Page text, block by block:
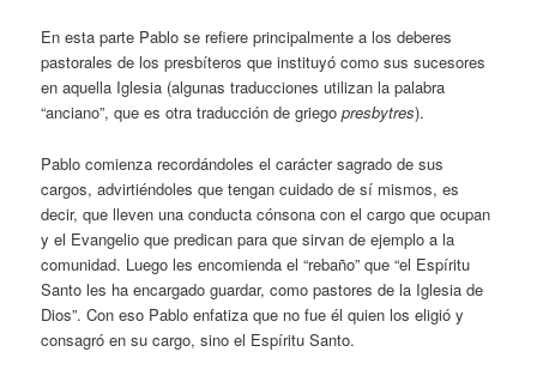
En esta parte Pablo se refiere principalmente a los deberes
pastorales de los presbíteros que instituyó como sus sucesores
en aquella Iglesia (algunas traducciones utilizan la palabra
“anciano”, que es otra traducción de griegopresbytres).
Pablo comienza recordándoles el carácter sagrado de sus
cargos, advirtiéndoles que tengan cuidado de sí mismos, es
decir, que lleven una conducta cónsona con el cargo que ocupan
y el Evangelio que predican para que sirvan de ejemplo a la
comunidad. Luego les encomienda el “rebaño” que “el Espíritu
Santo les ha encargado guardar, como pastores de la Iglesia de
Dios”. Con eso Pablo enfatiza que no fue él quien los eligió y
consagró en su cargo, sino el Espíritu Santo.